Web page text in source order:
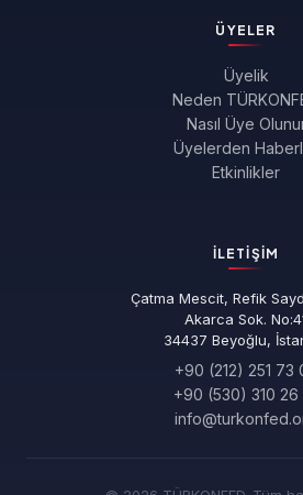
ÜYELER
Üyelik
Neden
Nasıl Üye
Üyelerden
Etkinlikler
İLETIŞIM
Çatma Mescit, Refik
Akarca Sok.
34437 Beyoğlu,
+90 (212) 251 73
+90 (530) 310 26